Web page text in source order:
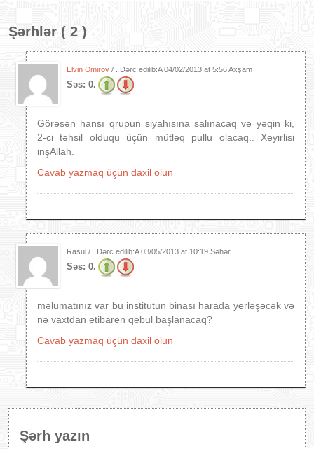
Şərhlər ( 2 )
Elvin Əmirov / . Dərc edilib:A04/02/2013 at 5:56 Axşam
Səs: 0.
Görəsən hansı qrupun siyahısına salınacaq və yəqin ki,
2-ci təhsil olduqu üçün mütləq pullu olacaq.. Xeyirlisi
inşAllah.
Cavab yazmaq üçün daxil olun
Rasul / . Dərc edilib:A03/05/2013 at 10:19 Səhər
Səs: 0.
məlumatınız var bu institutun binası harada yerləşəcək və
nə vaxtdan etibaren qebul başlanacaq?
Cavab yazmaq üçün daxil olun
Şərh yazın